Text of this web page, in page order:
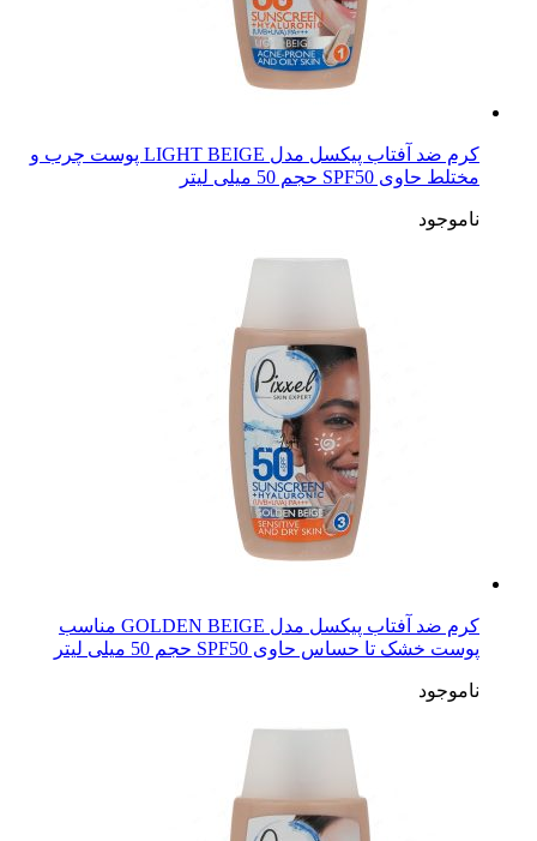
کرم ضد آفتاب پیکسل مدل LIGHT BEIGE پوست چرب و
مختلط حاوی SPF50 حجم 50 میلی لیتر
ناموجود
کرم ضد آفتاب پیکسل مدل GOLDEN BEIGE مناسب
پوست خشک تا حساس حاوی SPF50 حجم 50 میلی لیتر
ناموجود